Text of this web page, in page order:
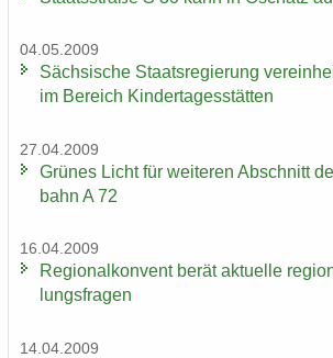
04.05.2009
Säch­si­sche Staats­re­gie­rung
im Be­reich Kin­der­ta­ges­stät­ten
27.04.2009
Grü­nes Licht für wei­te­ren Ab­schnitt
bahn A 72
16.04.2009
Re­gio­nal­kon­vent berät ak­tu­el­le
lungs­fra­gen
14.04.2009